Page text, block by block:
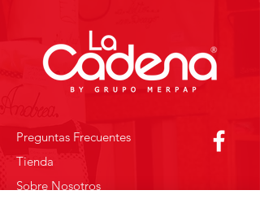
Preguntas Frecuentes
Tienda
Sobre Nosotros